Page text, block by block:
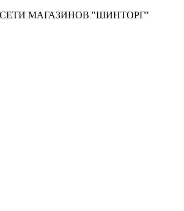
МАГАЗИНОВ "ШИНТОРГ"